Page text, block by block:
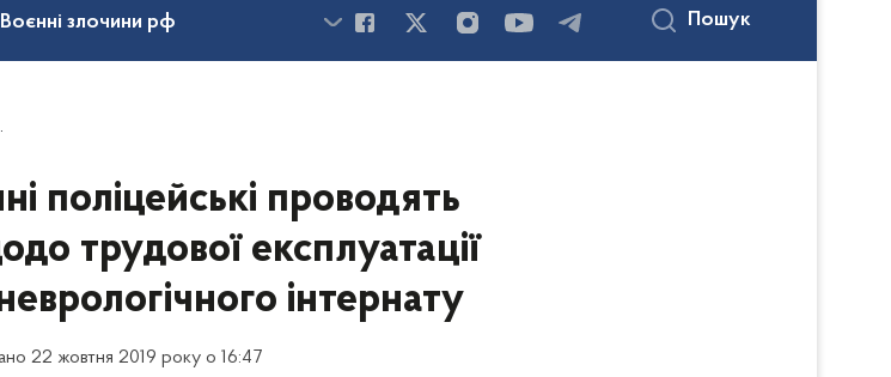
Воєнні злочини рф Пошук
поліцейські проводять
трудової експлуатації
інтернату
22 жовтня 2019 року о 16:47